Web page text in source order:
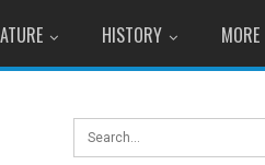
HISTORY MORE